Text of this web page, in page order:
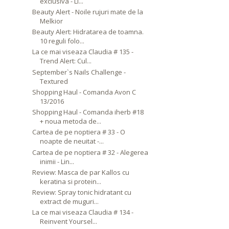
Beauty Alert - Noile rujuri mate de la
Melkior
Beauty Alert: Hidratarea de toamna.
10 reguli folo...
La ce mai viseaza Claudia # 135 -
Trend Alert: Cul...
September`s Nails Challenge -
Textured
Shopping Haul - Comanda Avon C
13/2016
Shopping Haul - Comanda iherb #18
+ noua metoda de...
Cartea de pe noptiera # 33 - O
noapte de neuitat -...
Cartea de pe noptiera # 32 - Alegerea
inimii - Lin...
Review: Masca de par Kallos cu
keratina si protein...
Review: Spray tonic hidratant cu
extract de muguri...
La ce mai viseaza Claudia # 134 -
Reinvent Yoursel...